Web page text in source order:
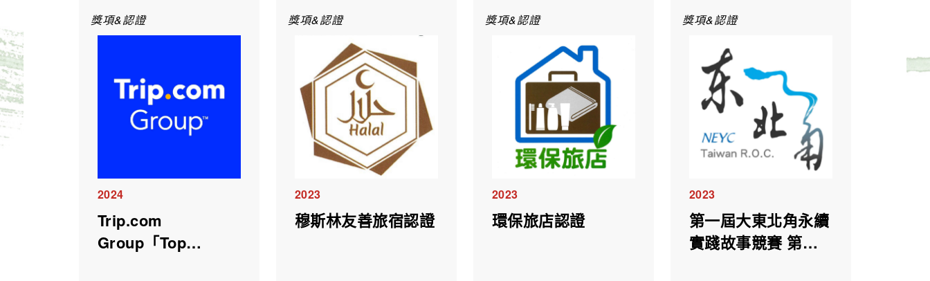
獎項&認證
2024
Trip.com
Group「Top
獎項&認證
2023
穆斯林友善旅宿認證
獎項&認證
2023
環保旅店認證
獎項&認證
2023
第一屆大東北角永續
實踐故事競賽 第三